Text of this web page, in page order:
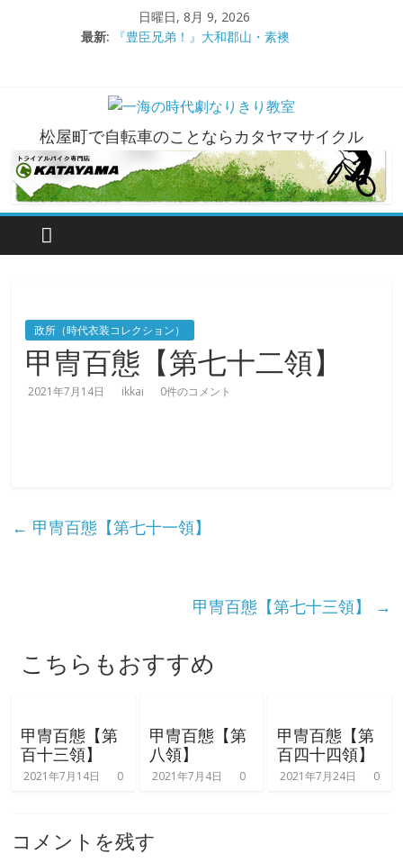
プ
日曜日, 8月 9, 2026
最新:
『豊臣兄弟！』大和郡山・素襖
●大和郡山城（『豊臣兄弟！』企画）
大阪城オフ会・2026年ＧＷ
一
海
の
代
劇
き
室
て
聞
っ
松屋町で自転車のことならカタヤマサイクル
政所（時代衣装コレクション）
甲冑百態【第七十二領】
2021年7月14日 ikkai 0件のコメント
← 甲冑百態【第七十一領】
甲冑百態【第七十三領】 →
こちらもおすすめ
甲冑百態【第
百十三領】
2021年7月14日 0
甲冑百態【第
八領】
2021年7月4日 0
甲冑百態【第
百四十四領】
2021年7月24日 0
コメントを残す